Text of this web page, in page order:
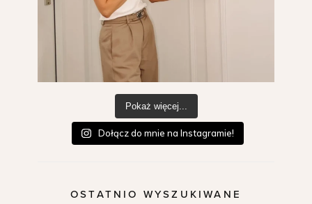
Pokaż więcej...
Dołącz do mnie na Instagramie!
OSTATNIO WYSZUKIWANE